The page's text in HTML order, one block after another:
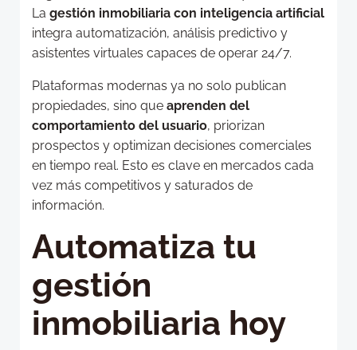
La gestión inmobiliaria con inteligencia artificial
integra automatización, análisis predictivo y
asistentes virtuales capaces de operar 24/7.
Plataformas modernas ya no solo publican
propiedades, sino que aprenden del
comportamiento del usuario, priorizan
prospectos y optimizan decisiones comerciales
en tiempo real. Esto es clave en mercados cada
vez más competitivos y saturados de
información.
Automatiza tu
gestión
inmobiliaria hoy